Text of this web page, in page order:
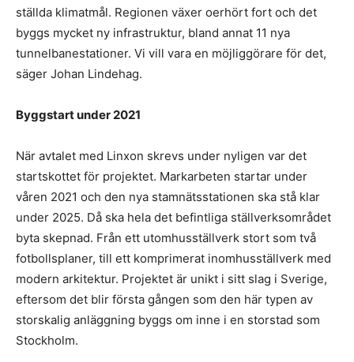
ställda klimatmål. Regionen växer oerhört fort och det
byggs mycket ny infrastruktur, bland annat 11 nya
tunnelbanestationer. Vi vill vara en möjliggörare för det,
säger Johan Lindehag.
Byggstart under 2021
När avtalet med Linxon skrevs under nyligen var det
startskottet för projektet. Markarbeten startar under
våren 2021 och den nya stamnätsstationen ska stå klar
under 2025. Då ska hela det befintliga ställverksområdet
byta skepnad. Från ett utomhusställverk stort som två
fotbollsplaner, till ett komprimerat inomhusställverk med
modern arkitektur. Projektet är unikt i sitt slag i Sverige,
eftersom det blir första gången som den här typen av
storskalig anläggning byggs om inne i en storstad som
Stockholm.